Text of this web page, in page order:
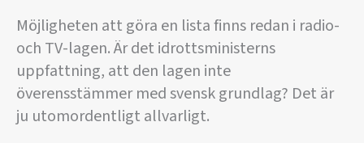
Möjligheten att göra en lista finns redan i radio-
och TV-lagen. Är det idrottsministerns
uppfattning, att den lagen inte
överensstämmer med svensk grundlag? Det är
ju utomordentligt allvarligt.